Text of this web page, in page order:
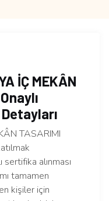
İÇ MEKÂN
TASARIMI
alınması
tamamen
kişiler için